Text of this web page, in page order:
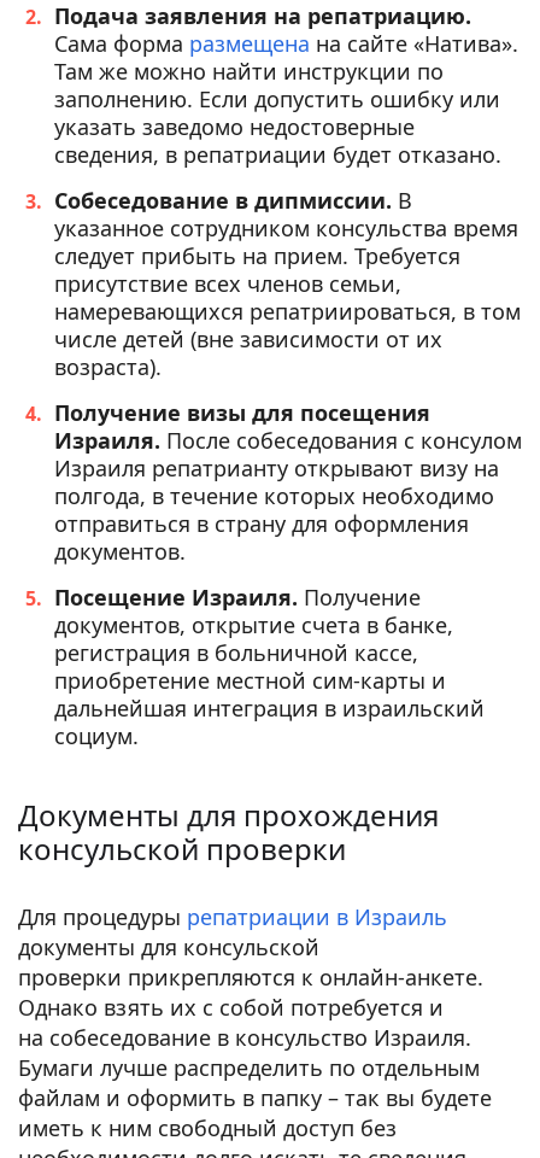
Подача заявления на репатриацию.
Сама форма размещена на сайте «Натива».
Там же можно найти инструкции по
заполнению. Если допустить ошибку или
указать заведомо недостоверные
сведения, в репатриации будет отказано.
Собеседование в дипмиссии. В
указанное сотрудником консульства время
следует прибыть на прием. Требуется
присутствие всех членов семьи,
намеревающихся репатриироваться, в том
числе детей (вне зависимости от их
возраста).
Получение визы для посещения
Израиля. После собеседования с консулом
Израиля репатрианту открывают визу на
полгода, в течение которых необходимо
отправиться в страну для оформления
документов.
Посещение Израиля. Получение
документов, открытие счета в банке,
регистрация в больничной кассе,
приобретение местной сим-карты и
дальнейшая интеграция в израильский
социум.
Документы для прохождения
консульской проверки
Для процедуры репатриации в Израиль
документы для консульской
проверки прикрепляются к онлайн-анкете.
Однако взять их с собой потребуется и
на собеседование в консульство Израиля.
Бумаги лучше распределить по отдельным
файлам и оформить в папку – так вы будете
иметь к ним свободный доступ без